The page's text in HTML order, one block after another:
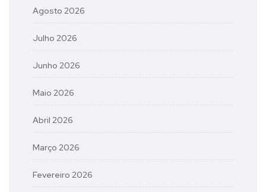
Agosto 2026
Julho 2026
Junho 2026
Maio 2026
Abril 2026
Março 2026
Fevereiro 2026